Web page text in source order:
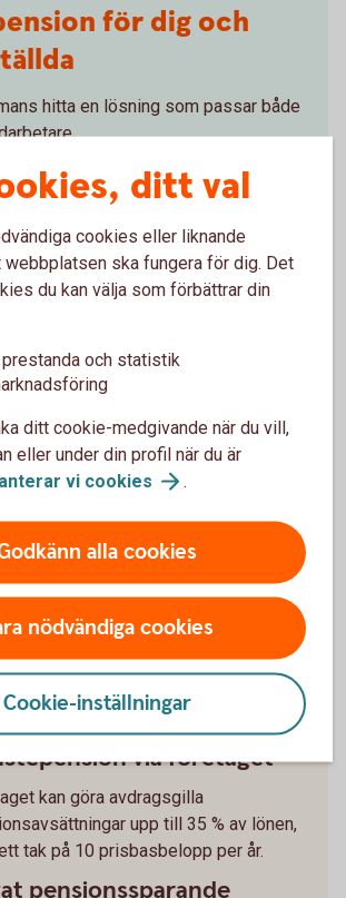
för dig och
hitta en lösning som passar både
medoss
att göra en extrainsättning till din
spara till pension
via företaget
kan göra avdragsgilla
upp till 35 % av lönen,
tak på 10 prisbasbelopp per år.
pensionssparande
ditt val
cookies eller liknande
ska fungera för dig. Det
du kan välja som förbättrar din
prestanda och statistik
ditt cookie-medgivande när du vill,
eller under din profil när du är
vi cookies .
alla cookies
nödvändiga cookies
Cookie-inställningar